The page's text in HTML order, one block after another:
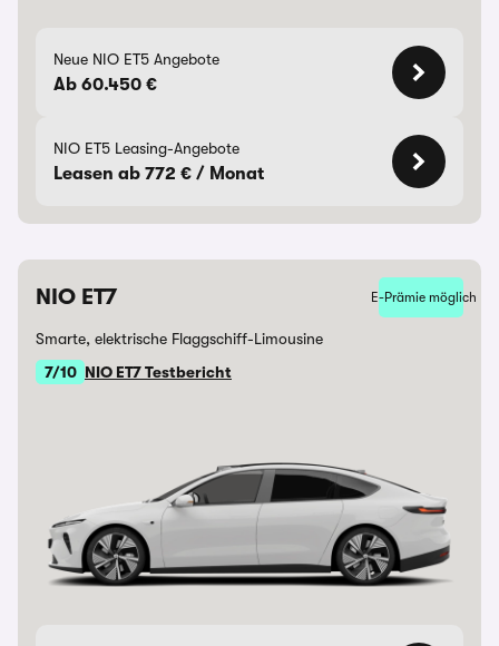
Neue NIO ET5 Angebote
Ab 60.450 €
NIO ET5 Leasing-Angebote
Leasen ab 772 € / Monat
NIO ET7 E-Prämie möglich
Smarte, elektrische Flaggschiff-Limousine
7/10 NIO ET7 Testbericht